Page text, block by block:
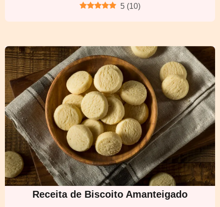
5 (10)
Receita de Biscoito Amanteigado